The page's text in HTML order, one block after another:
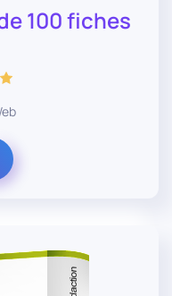
100 fiches